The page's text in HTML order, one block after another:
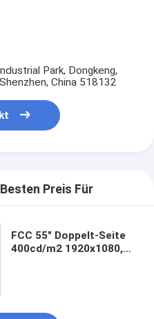
Park, Dongkeng,
China 518132
Preis Für
FCC 55" Doppelt-Seite
400cd/m2 1920x1080,